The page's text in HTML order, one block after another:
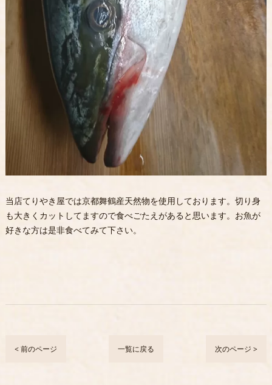
当店てりやき屋では京都舞鶴産天然物を使用しております。切り身
も大きくカットしてますので食べごたえがあると思います。お魚が
好きな方は是非食べてみて下さい。
< 前のページ 一覧に戻る 次のページ >